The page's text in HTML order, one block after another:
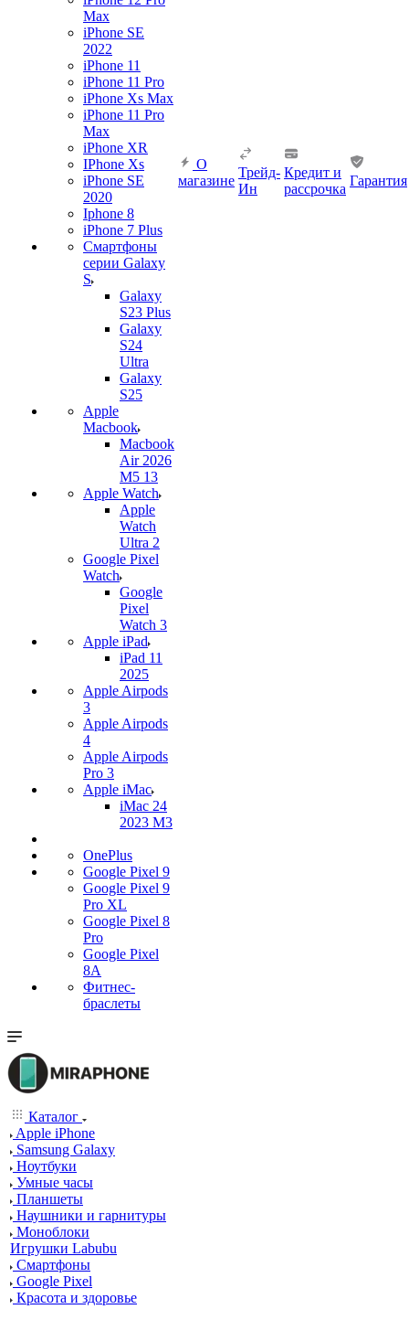
Max
iPhone SE
2022
iPhone 11
iPhone 11 Pro
iPhone Xs Max
iPhone 11 Pro
Max
iPhone XR
IPhone Xs
iPhone SE
2020
Iphone 8
iPhone 7 Plus
Смартфоны
серии Galaxy
S
Galaxy
S23 Plus
Galaxy
S24
Ultra
Galaxy
S25
Apple
Macbook
Macbook
Air 2026
M5 13
Apple Watch
Apple
Watch
Ultra 2
Google Pixel
Watch
Google
Pixel
Watch 3
Apple iPad
iPad 11
2025
Apple Airpods
3
Apple Airpods
4
Apple Airpods
Pro 3
Apple iMac
iMac 24
2023 M3
OnePlus
Google Pixel 9
Google Pixel 9
Pro XL
Google Pixel 8
Pro
Google Pixel
8A
Фитнес-
браслеты
О
магазине
Трейд-
Ин
Кредит и
рассрочка
Гарантия
Каталог
Apple iPhone
Samsung Galaxy
Ноутбуки
Умные часы
Планшеты
Наушники и гарнитуры
Моноблоки
Игрушки Labubu
Смартфоны
Google Pixel
Красота и здоровье